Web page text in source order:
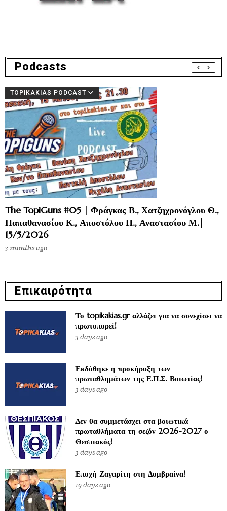
Podcasts
TOPIKAKIAS PODCAST
The TopiGuns #05 | Φράγκας Β., Χατζηχρονόγλου Θ.,
Παπαθανασίου Κ., Αποστόλου Π., Αναστασίου Μ.|
15/5/2026
3 months ago
Επικαιρότητα
Το topikakias.gr αλλάζει για να συνεχίσει να
πρωτοπορεί!
3 days ago
Εκδόθηκε η προκήρυξη των
πρωταθλημάτων της Ε.Π.Σ. Βοιωτίας!
3 days ago
Δεν θα συμμετάσχει στα βοιωτικά
πρωταθλήματα τη σεζόν 2026-2027 ο
Θεσπιακός!
3 days ago
Εποχή Ζαγαρίτη στη Δομβραίνα!
19 days ago